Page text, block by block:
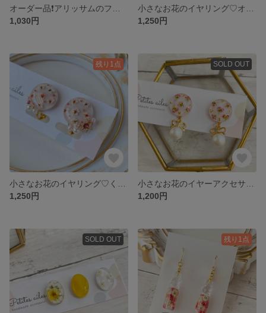
1,030円
1,250円
残り1点
1,250円
SOLD OUT
1,200円
SOLD OUT 残り1点